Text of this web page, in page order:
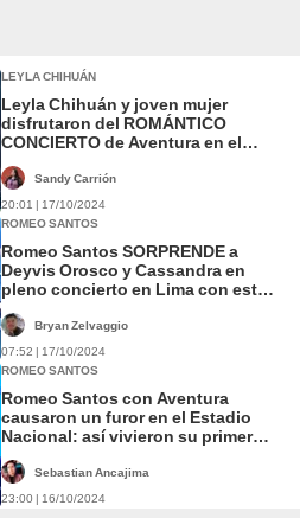
LEYLA CHIHUÁN
Leyla Chihuán y joven mujer
disfrutaron del ROMÁNTICO
CONCIERTO de Aventura en el
Sandy Carrión
20:01 | 17/10/2024
ROMEO SANTOS
Romeo Santos SORPRENDE a
Deyvis Orosco y Cassandra en
pleno concierto en Lima con este
normas?"
Bryan Zelvaggio
07:52 | 17/10/2024
ROMEO SANTOS
Romeo Santos con Aventura
causaron un furor en el Estadio
Nacional: así vivieron su primer
Sebastian Ancajima
23:00 | 16/10/2024